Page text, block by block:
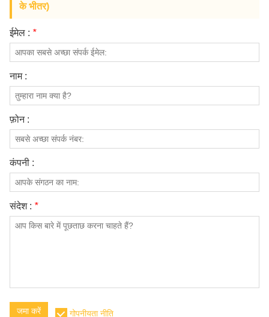
के भीतर)
ईमेल : *
नाम :
फ़ोन :
कंपनी :
संदेश : *
जमा करें गोपनीयता नीति